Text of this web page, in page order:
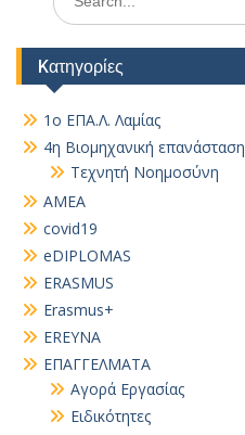
for:
Kατηγορίες
1ο ΕΠΑ.Λ. Λαμίας
4η Βιομηχανική επανάσταση
Τεχνητή Νοημοσύνη
AMEA
covid19
eDIPLOMAS
ERASMUS
Erasmus+
EREYNA
EΠΑΓΓΕΛΜΑΤΑ
Αγορά Εργασίας
Ειδικότητες